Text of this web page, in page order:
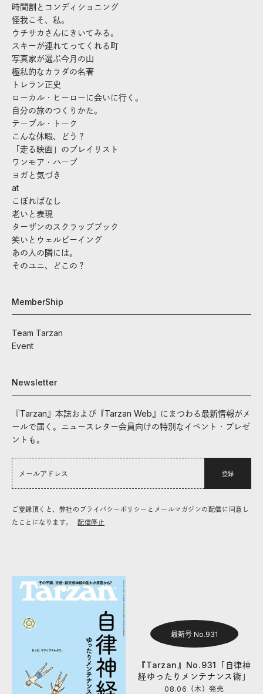
時間割とコンディショニング
怪我こそ、私。
ウチサカさんにきいてみる。
スキーが連れてってくれる町
写真家が選ぶ今月の山
極私的なカラダの名著
トレラン正史
ローカル・ヒーローに会いに行く。
自分の旅のつくりかた。
テーブル・トーク
こんな休暇、どう？
「走る映画」のプレイリスト
ワンモア・ハーブ
ヨガと気づき
at
こぼればなし
老いと表現
ターザンのスクラップブック
笑いとウェルビーイング
あの人の隣には。
そのユニ、どこの？
MemberShip
Team Tarzan
Event
Newsletter
『Tarzan』本誌および『Tarzan Web』にまつわる最新情報がメ
ールで届く。ニュースレター会員向けの特別なイベント・プレゼ
ントも。
登録
ご登録頂くと、弊社のプライバシーポリシーとメールマガジンの配信に同意し
たことになります。
配信停止
最新号 No.931
『Tarzan』No.931「自律神
経ゆったりメンテナンス術」
08.06（木）発売